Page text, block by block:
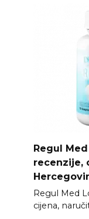
Regul
recenzije,
Regul Med
cijena,